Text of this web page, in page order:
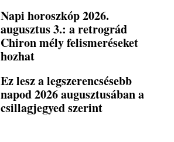
Napi horoszkóp 2026.
augusztus 3.: a retrográd
Chiron mély felismeréseket
hozhat
Ez lesz a legszerencsésebb
napod 2026 augusztusában a
csillagjegyed szerint